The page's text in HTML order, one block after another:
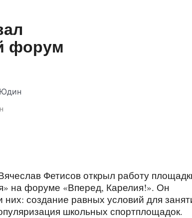
форум
Фетисов открыл работу
на форуме «Вперед, Карелия!». Он
создание равных условий для
школьных спортплощадок.